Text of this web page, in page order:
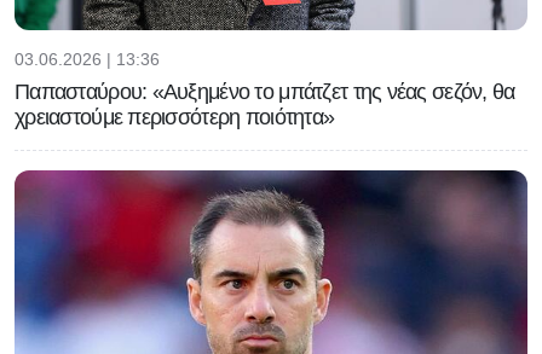
03.06.2026 | 13:36
Παπασταύρου: «Αυξημένο το μπάτζετ της νέας σεζόν, θα
χρειαστούμε περισσότερη ποιότητα»